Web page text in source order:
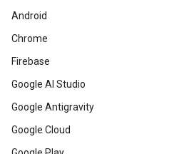
Android
Chrome
Firebase
Google AI Studio
Google Antigravity
Google Cloud